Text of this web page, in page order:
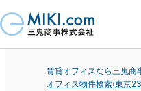
賃貸オフィスなら三鬼商
オフィス物件検索(東京